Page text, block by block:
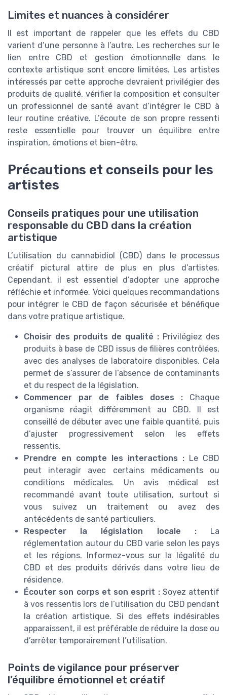
Limites et nuances à considérer
Il est important de rappeler que les effets du CBD
varient d’une personne à l’autre. Les recherches sur le
lien entre CBD et gestion émotionnelle dans le
contexte artistique sont encore limitées. Les artistes
intéressés par cette approche devraient privilégier des
produits de qualité, vérifier la composition et consulter
un professionnel de santé avant d’intégrer le CBD à
leur routine créative. L’écoute de son propre ressenti
reste essentielle pour trouver un équilibre entre
inspiration, émotions et bien-être.
Précautions et conseils pour les
artistes
Conseils pratiques pour une utilisation
responsable du CBD dans la création
artistique
L’utilisation du cannabidiol (CBD) dans le processus
créatif pictural attire de plus en plus d’artistes.
Cependant, il est essentiel d’adopter une approche
réfléchie et informée. Voici quelques recommandations
pour intégrer le CBD de façon sécurisée et bénéfique
dans votre pratique artistique.
Choisir des produits de qualité : Privilégiez des
produits à base de CBD issus de filières contrôlées,
avec des analyses de laboratoire disponibles. Cela
permet de s’assurer de l’absence de contaminants
et du respect de la législation.
Commencer par de faibles doses : Chaque
organisme réagit différemment au CBD. Il est
conseillé de débuter avec une faible quantité, puis
d’ajuster progressivement selon les effets
ressentis.
Prendre en compte les interactions : Le CBD
peut interagir avec certains médicaments ou
conditions médicales. Un avis médical est
recommandé avant toute utilisation, surtout si
vous suivez un traitement ou avez des
antécédents de santé particuliers.
Respecter la législation locale :La
réglementation autour du CBD varie selon les pays
et les régions. Informez-vous sur la légalité du
CBD et des produits dérivés dans votre lieu de
résidence.
Écouter son corps et son esprit :Soyez attentif
à vos ressentis lors de l’utilisation du CBD pendant
la création artistique. Si des effets indésirables
apparaissent, il est préférable de réduire la dose ou
d’arrêter temporairement l’utilisation.
Points de vigilance pour préserver
l’équilibre émotionnel et créatif